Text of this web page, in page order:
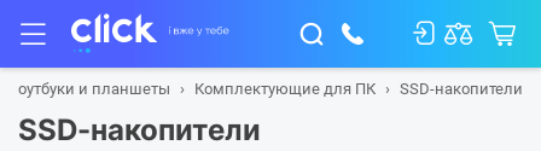
ноутбуки и планшеты Комплектующие для ПК SSD-накопители
SSD-накопители